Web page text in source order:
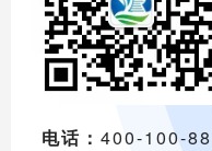
电话： 400-100-